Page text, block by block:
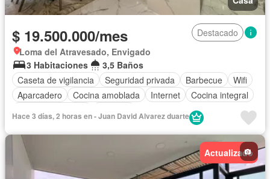
$ 19.500.000/mes
Destacado
Loma del Atravesado, Envigado
3 Habitaciones
3,5 Baños
Caseta de vigilancia
Seguridad privada Barbecue
Wifi
Aparcadero
Cocina amoblada Internet
Cocina integral
Hace 3 días, 2 horas en - Juan David Alvarez duarte
Actualizado